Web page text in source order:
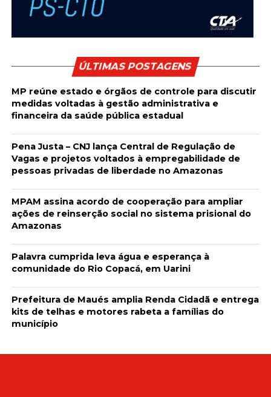
ÚLTIMAS POSTAGENS
MP reúne estado e órgãos de controle para discutir
medidas voltadas à gestão administrativa e
financeira da saúde pública estadual
Pena Justa – CNJ lança Central de Regulação de
Vagas e projetos voltados à empregabilidade de
pessoas privadas de liberdade no Amazonas
MPAM assina acordo de cooperação para ampliar
ações de reinserção social no sistema prisional do
Amazonas
Palavra cumprida leva água e esperança à
comunidade do Rio Copacá, em Uarini
Prefeitura de Maués amplia Renda Cidadã e entrega
kits de telhas e motores rabeta a famílias do
município